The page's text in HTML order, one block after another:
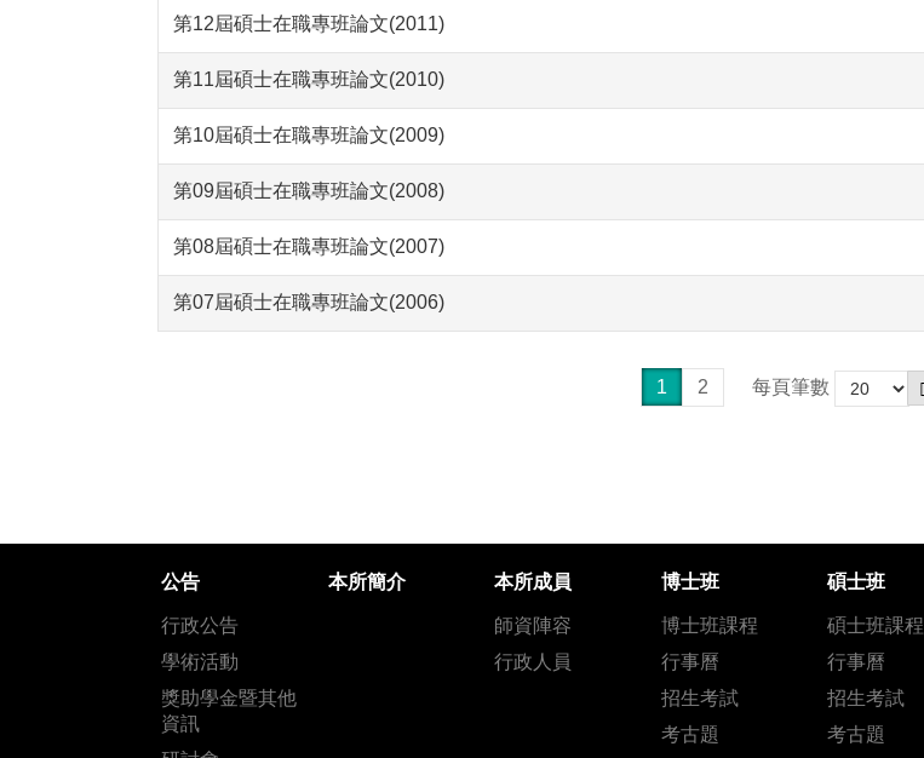
第12屆碩士在職專班論文(2011)
第11屆碩士在職專班論文(2010)
第10屆碩士在職專班論文(2009)
第09屆碩士在職專班論文(2008)
第08屆碩士在職專班論文(2007)
第07屆碩士在職專班論文(2006)
1 2 每頁筆數
公告
行政公告
學術活動
獎助學金暨其他
資訊
本所簡介 本所成員
師資陣容
行政人員
博士班
博士班課程
行事曆
招生考試
考古題
碩士班
碩士班課程
行事曆
招生考試
考古題